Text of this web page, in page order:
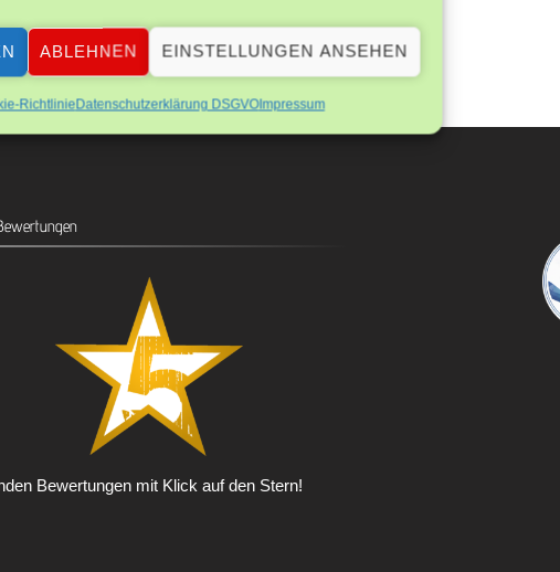
ABLEHNEN EINSTELLUNGEN ANSEHEN
RichtlinieDatenschutzerklärung DSGVOImpressum
Bewertungen mit Klick auf den Stern!